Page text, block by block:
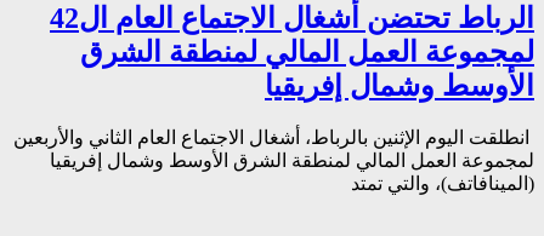
الرباط تحتضن أشغال الاجتماع العام ال42
لمجموعة العمل المالي لمنطقة الشرق
الأوسط وشمال إفريقيا
انطلقت اليوم الإثنين بالرباط، أشغال الاجتماع العام الثاني والأربعين
لمجموعة العمل المالي لمنطقة الشرق الأوسط وشمال إفريقيا
(المينافاتف)، والتي تمتد